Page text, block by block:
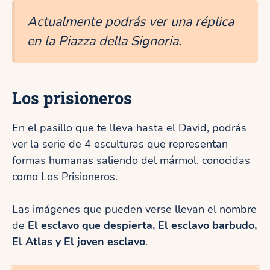
Actualmente podrás ver una réplica
en la Piazza della Signoria.
Los prisioneros
En el pasillo que te lleva hasta el David, podrás
ver la serie de 4 esculturas que representan
formas humanas saliendo del mármol, conocidas
como Los Prisioneros.
Las imágenes que pueden verse llevan el nombre
de El esclavo que despierta, El esclavo barbudo,
El Atlas y El joven esclavo.